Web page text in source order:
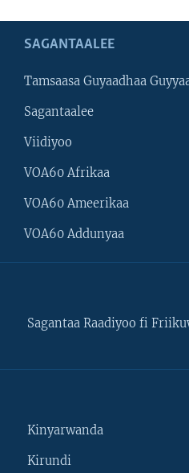
SAGANTAALEE
Tamsaasa Guyaadhaa
Sagantaalee
Viidiyoo
VOA60 Afrikaa
VOA60 Ameerikaa
VOA60 Addunyaa
Sagantaa Raadiyoo fi
Kinyarwanda
Kirundi